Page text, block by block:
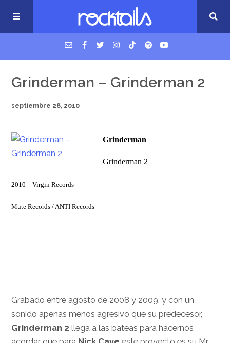
USM Podcast
Cigarrillos en la cama
Música nueva
Grinderman – Grinderman 2
septiembre 28, 2010
Grinderman
Grinderman 2
2010 – Virgin Records
Mute Records / ANTI Records
Grabado entre agosto de 2008 y 2009, y con un
sonido apenas menos agresivo que su predecesor,
Grinderman 2 llega a las bateas para hacernos